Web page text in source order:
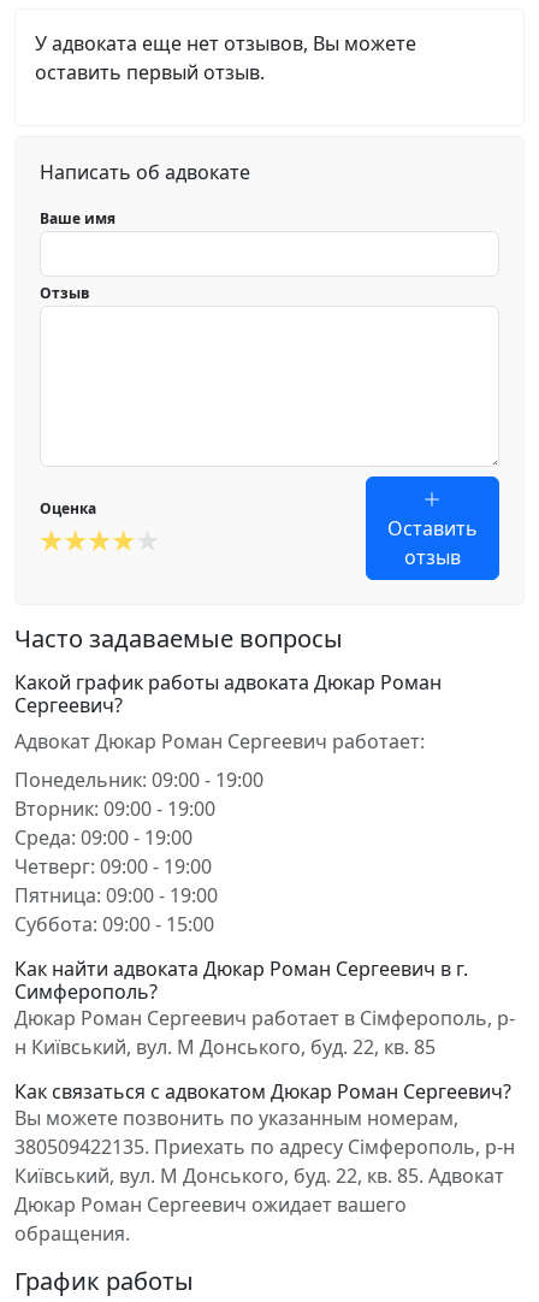
У адвоката еще нет отзывов, Вы можете
оставить первый отзыв.
Написать об адвокате
Ваше имя
Отзыв
Оценка
Оставить
отзыв
Часто задаваемые вопросы
Какой график работы адвоката Дюкар Роман
Сергеевич?
Адвокат Дюкар Роман Сергеевич работает:
Понедельник: 09:00 - 19:00
Вторник: 09:00 - 19:00
Среда: 09:00 - 19:00
Четверг: 09:00 - 19:00
Пятница: 09:00 - 19:00
Суббота: 09:00 - 15:00
Как найти адвоката Дюкар Роман Сергеевич в г.
Симферополь?
Дюкар Роман Сергеевич работает в Сімферополь, р-
н Київський, вул. М Донського, буд. 22, кв. 85
Как связаться с адвокатом Дюкар Роман Сергеевич?
Вы можете позвонить по указанным номерам,
380509422135. Приехать по адресу Сімферополь, р-н
Київський, вул. М Донського, буд. 22, кв. 85. Адвокат
Дюкар Роман Сергеевич ожидает вашего
обращения.
График работы